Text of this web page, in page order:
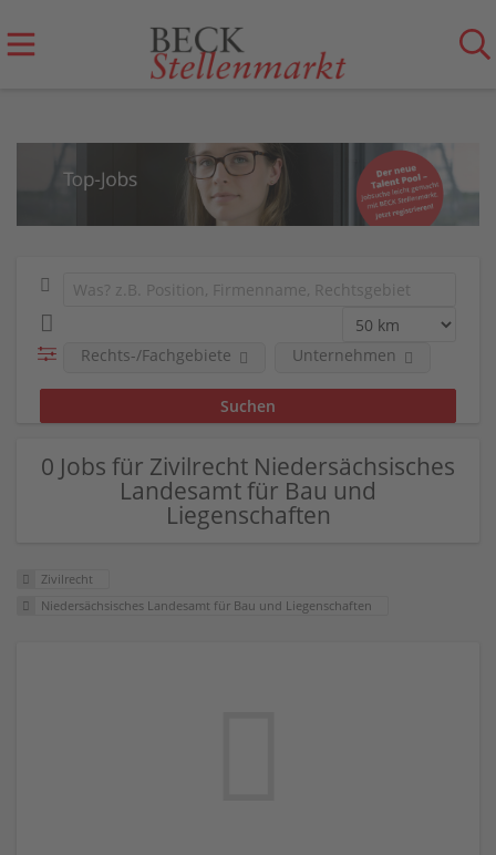
Rechts-/Fachgebiete Unternehmen
0 Jobs für Zivilrecht Niedersächsisches
Landesamt für Bau und
Liegenschaften
Zivilrecht
Niedersächsisches Landesamt für Bau und Liegenschaften